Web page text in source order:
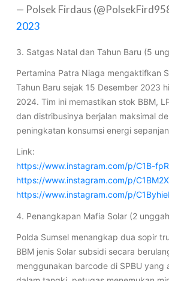
— Polsek Firdaus
2023
3. Satgas Natal dan Tahun Baru (5
Pertamina Patra Niaga mengaktifkan
Tahun Baru sejak 15 Desember 2023
2024. Tim ini memastikan stok BBM,
dan distribusinya berjalan maksimal
peningkatan konsumsi energi
Link:
https://www.instagram.com/p/C1B-
https://www.instagram.com/p/
https://www.instagram.com/p/
4. Penangkapan Mafia Solar (2
Polda Sumsel menangkap dua sopir
BBM jenis Solar subsidi secara
menggunakan barcode di SPBU yang